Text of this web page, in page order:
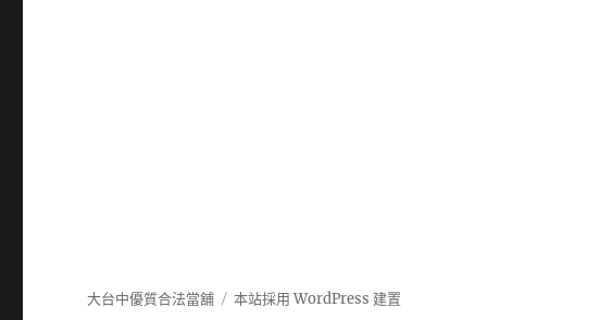
大台中優質合法當舖 本站採用 WordPress 建置